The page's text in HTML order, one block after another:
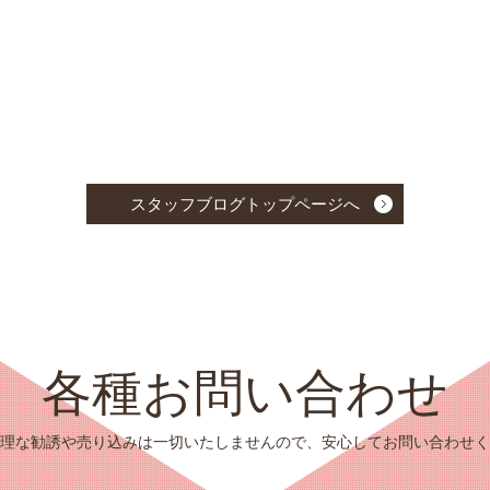
スタッフブログトップページへ
各種お問い合わせ
な勧誘や売り込みは一切いたしませんので、安心してお問い合わせ